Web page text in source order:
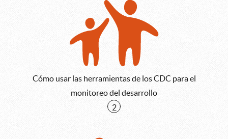
Cómo usar las herramientas de los CDC para el
monitoreo del desarrollo
2